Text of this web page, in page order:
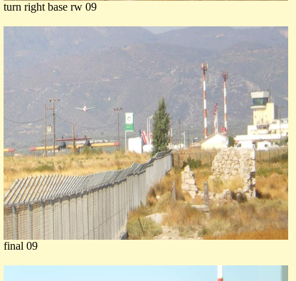
turn right base rw 09
final 09